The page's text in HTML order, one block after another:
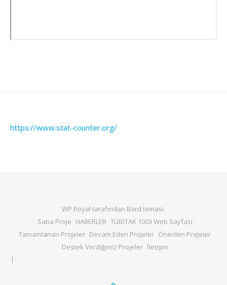
https://www.stat-counter.org/
WP Royal tarafından Bard teması.
Saba Proje HABERLER TÜBİTAK 1003 Web Sayfası
Tamamlanan Projeler Devam Eden Projeler Önerilen Projeler
Destek Verdiğimiz Projeler İletişim